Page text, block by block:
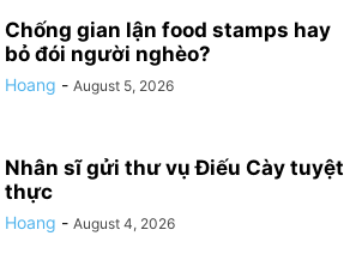
Chống gian lận food stamps hay
bỏ đói người nghèo?
Hoang - August 5, 2026
Nhân sĩ gửi thư vụ Điếu Cày tuyệt
thực
Hoang - August 4, 2026